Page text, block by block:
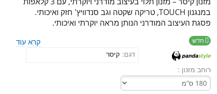
במנגנון TOUCH, טריקה שקטה וגב סנדוויץ' חזק ואיכותי.
פסגת העיצוב המודרני הנותן מראה יוקרתי ואיכותי.
חדש  קרא עוד
דגם: קיסר
רוחב מזנון :